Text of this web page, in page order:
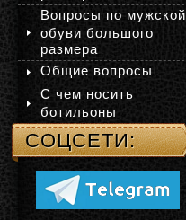
Вопросы по мужской
обуви большого
размера
Общие вопросы
С чем носить
ботильоны
СОЦСЕТИ: